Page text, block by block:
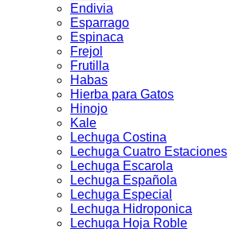
Endivia
Esparrago
Espinaca
Frejol
Frutilla
Habas
Hierba para Gatos
Hinojo
Kale
Lechuga Costina
Lechuga Cuatro Estaciones
Lechuga Escarola
Lechuga Española
Lechuga Especial
Lechuga Hidroponica
Lechuga Hoja Roble